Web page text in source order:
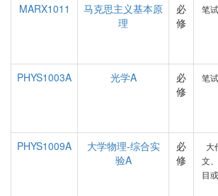
MARX1011
马克思主义基本原
理
必
修
笔
PHYS1003A
光学A
必
修
笔
PHYS1009A
大学物理-综合实
验A
必
修
大
文
目